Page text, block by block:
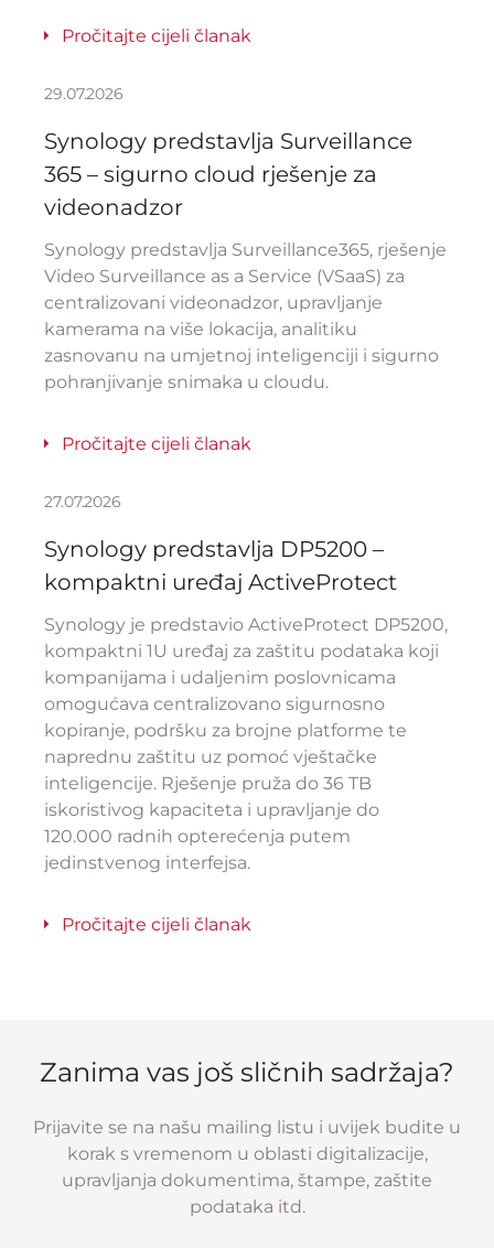
Pročitajte cijeli članak
29.07.2026
Synology predstavlja Surveillance
365 – sigurno cloud rješenje za
videonadzor
Synology predstavlja Surveillance365, rješenje
Video Surveillance as a Service (VSaaS) za
centralizovani videonadzor, upravljanje
kamerama na više lokacija, analitiku
zasnovanu na umjetnoj inteligenciji i sigurno
pohranjivanje snimaka u cloudu.
Pročitajte cijeli članak
27.07.2026
Synology predstavlja DP5200 –
kompaktni uređaj ActiveProtect
Synology je predstavio ActiveProtect DP5200,
kompaktni 1U uređaj za zaštitu podataka koji
kompanijama i udaljenim poslovnicama
omogućava centralizovano sigurnosno
kopiranje, podršku za brojne platforme te
naprednu zaštitu uz pomoć vještačke
inteligencije. Rješenje pruža do 36 TB
iskoristivog kapaciteta i upravljanje do
120.000 radnih opterećenja putem
jedinstvenog interfejsa.
Pročitajte cijeli članak
Zanima vas još sličnih sadržaja?
Prijavite se na našu mailing listu i uvijek budite u
korak s vremenom u oblasti digitalizacije,
upravljanja dokumentima, štampe, zaštite
podataka itd.